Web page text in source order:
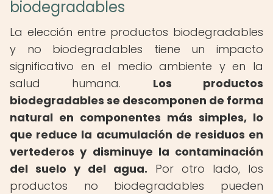
biodegradables
La elección entre productos biodegradables
y no biodegradables tiene un impacto
significativo en el medio ambiente y en la
salud humana. Los productos
biodegradables se descomponen de forma
natural en componentes más simples, lo
que reduce la acumulación de residuos en
vertederos y disminuye la contaminación
del suelo y del agua. Por otro lado, los
productos no biodegradables pueden